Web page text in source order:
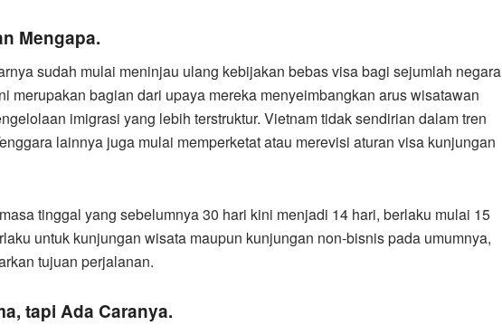
Mengapa.
sudah mulai meninjau ulang kebijakan bebas visa bagi sejumlah negara
merupakan bagian dari upaya mereka menyeimbangkan arus wisatawan
imigrasi yang lebih terstruktur. Vietnam tidak sendirian dalam tren
lainnya juga mulai memperketat atau merevisi aturan visa kunjungan
tinggal yang sebelumnya 30 hari kini menjadi 14 hari, berlaku mulai 15
untuk kunjungan wisata maupun kunjungan non-bisnis pada umumnya,
tujuan perjalanan.
tapi Ada Caranya.